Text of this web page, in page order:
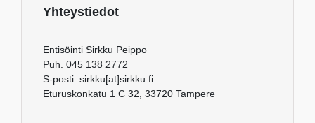
Yhteystiedot
Entisöinti Sirkku Peippo
Puh. 045 138 2772
S-posti: sirkku[at]sirkku.fi
Eturuskonkatu 1 C 32, 33720 Tampere